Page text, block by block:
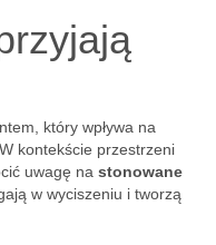
który wpływa na
kontekście przestrzeni
uwagę na stonowane
w wyciszeniu i tworzą